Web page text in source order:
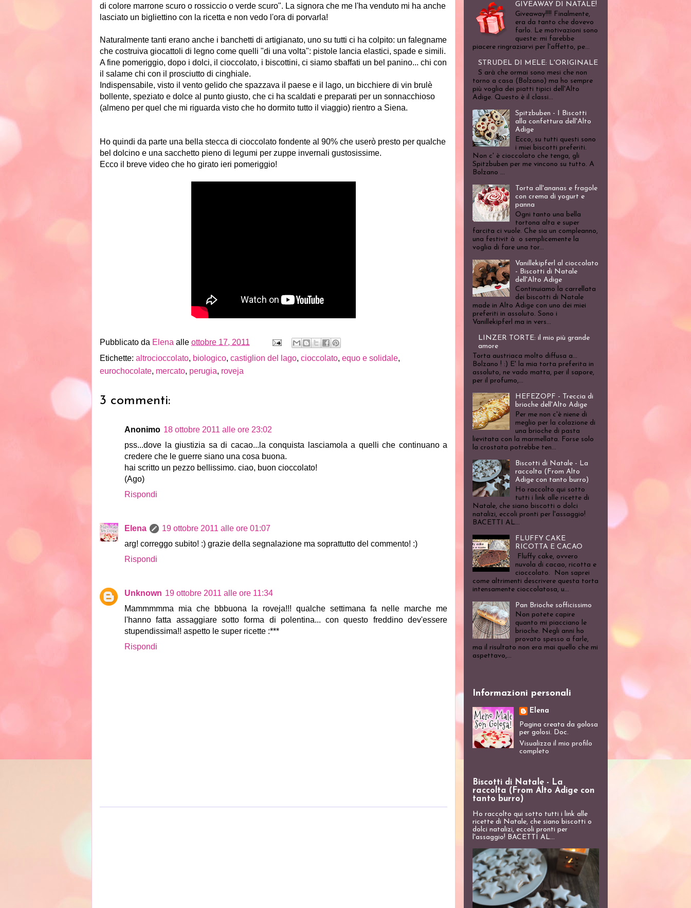
di colore marrone scuro o rossiccio o verde scuro". La signora che me l'ha venduto mi ha anche
lasciato un bigliettino con la ricetta e non vedo l'ora di porvarla!
Naturalmente tanti erano anche i banchetti di artigianato, uno su tutti ci ha colpito: un falegname
che costruiva giocattoli di legno come quelli "di una volta": pistole lancia elastici, spade e simili.
A fine pomeriggio, dopo i dolci, il cioccolato, i biscottini, ci siamo sbaffati un bel panino... chi con
il salame chi con il prosciutto di cinghiale.
Indispensabile, visto il vento gelido che spazzava il paese e il lago, un bicchiere di vin brulè
bollente, speziato e dolce al punto giusto, che ci ha scaldati e preparati per un sonnacchioso
(almeno per quel che mi riguarda visto che ho dormito tutto il viaggio) rientro a Siena.
Ho quindi da parte una bella stecca di cioccolato fondente al 90% che userò presto per qualche
bel dolcino e una sacchetto pieno di legumi per zuppe invernali gustosissime.
Ecco il breve video che ho girato ieri pomeriggio!
Pubblicato da Elena alle ottobre 17, 2011
Etichette: altrocioccolato, biologico, castiglion del lago, cioccolato, equo e solidale,
eurochocolate, mercato, perugia, roveja
3 commenti:
Anonimo 18 ottobre 2011 alle ore 23:02
pss...dove la giustizia sa di cacao...la conquista lasciamola a quelli che continuano a
credere che le guerre siano una cosa buona.
hai scritto un pezzo bellissimo. ciao, buon cioccolato!
(Ago)
Rispondi
Elena
19 ottobre 2011 alle ore 01:07
arg! correggo subito! :) grazie della segnalazione ma soprattutto del commento! :)
Rispondi
Unknown 19 ottobre 2011 alle ore 11:34
Mammmmma mia che bbbuona la roveja!!! qualche settimana fa nelle marche me
l'hanno fatta assaggiare sotto forma di polentina... con questo freddino dev'essere
stupendissima!! aspetto le super ricette :***
Rispondi
GIVEAWAY DI NATALE!
Giveaway!!!! Finalmente,
era da tanto che dovevo
farlo. Le motivazioni sono
queste: mi farebbe
piacere ringraziarvi per l'affetto, pe...
STRUDEL DI MELE: L'ORIGINALE
S arà che ormai sono mesi che non
torno a casa (Bolzano) ma ho sempre
più voglia dei piatti tipici dell'Alto
Adige. Questo è il classi...
Spitzbuben - I Biscotti
alla confettura dell'Alto
Adige
Ecco, su tutti questi sono
i miei biscotti preferiti.
Non c' è cioccolato che tenga, gli
Spitzbuben per me vincono su tutto. A
Bolzano ...
Torta all'ananas e fragole
con crema di yogurt e
panna
Ogni tanto una bella
tortona alta e super
farcita ci vuole. Che sia un compleanno,
una festivit à o semplicemente la
voglia di fare una tor...
Vanillekipferl al cioccolato
- Biscotti di Natale
dell'Alto Adige
Continuiamo la carrellata
dei biscotti di Natale
made in Alto Adige con uno dei miei
preferiti in assoluto. Sono i
Vanillekipferl ma in vers...
LINZER TORTE: il mio più grande
amore
Torta austriaca molto diffusa a...
Bolzano ! :) E' la mia torta preferita in
assoluto, ne vado matta, per il sapore,
per il profumo,...
HEFEZOPF - Treccia di
brioche dell'Alto Adige
Per me non c'è niene di
meglio per la colazione di
una brioche di pasta
lievitata con la marmellata. Forse solo
la crostata potrebbe ten...
Biscotti di Natale - La
raccolta (From Alto
Adige con tanto burro)
Ho raccolto qui sotto
tutti i link alle ricette di
Natale, che siano biscotti o dolci
natalizi, eccoli pronti per l'assaggio!
BACETTI AL...
FLUFFY CAKE
RICOTTA E CACAO
Fluffy cake, ovvero
nuvola di cacao, ricotta e
cioccolato. Non saprei
come altrimenti descrivere questa torta
intensamente cioccolatosa, u...
Pan Brioche sofficissimo
Non potete capire
quanto mi piacciano le
brioche. Negli anni ho
provato spesso a farle,
ma il risultato non era mai quello che mi
aspettavo,...
Informazioni personali
Elena
Pagina creata da golosa
per golosi. Doc.
Visualizza il mio profilo
completo
Biscotti di Natale - La
raccolta (From Alto Adige con
tanto burro)
Ho raccolto qui sotto tutti i link alle
ricette di Natale, che siano biscotti o
dolci natalizi, eccoli pronti per
l'assaggio! BACETTI AL...